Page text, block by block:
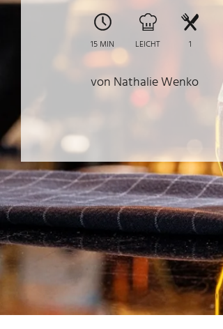
15 MIN LEICHT 1
von Nathalie Wenko